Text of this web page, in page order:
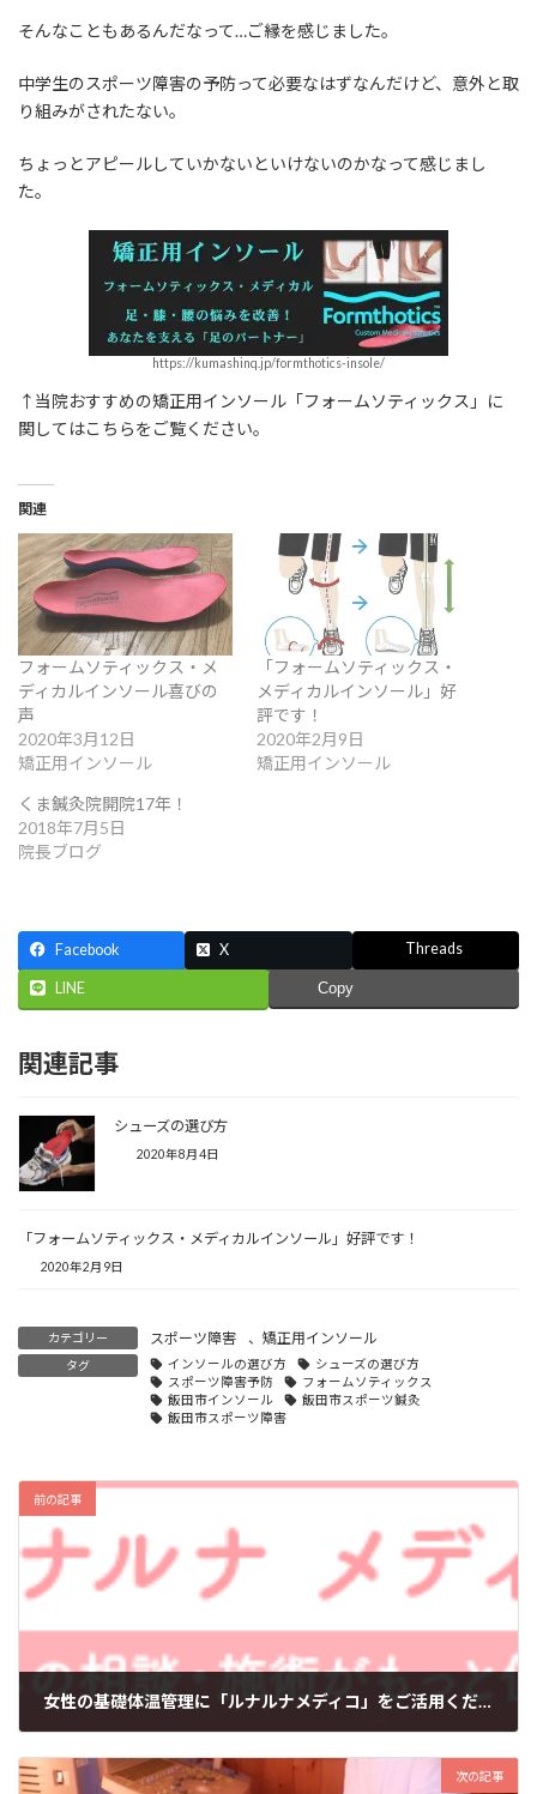
そんなこともあるんだなって…ご縁を感じました。
中学生のスポーツ障害の予防って必要なはずなんだけど、意外と取
り組みがされたない。
ちょっとアピールしていかないといけないのかなって感じまし
た。
https://kumashinq.jp/formthotics-insole/
↑当院おすすめの矯正用インソール「フォームソティックス」に
関してはこちらをご覧ください。
関連
フォームソティックス・メ
ディカルインソール喜びの
声
2020年3月12日
矯正用インソール
「フォームソティックス・
メディカルインソール」好
評です！
2020年2月9日
矯正用インソール
くま鍼灸院開院17年！
2018年7月5日
院長ブログ
Facebook X Threads
LINE Copy
関連記事
シューズの選び方
2020年8月4日
「フォームソティックス・メディカルインソール」好評です！
2020年2月9日
カテゴリー スポーツ障害 、 矯正用インソール
タグ インソールの選び方
シューズの選び方
スポーツ障害予防
フォームソティックス
飯田市インソール
飯田市スポーツ鍼灸
飯田市スポーツ障害
前の記事
女性の基礎体温管理に「ルナルナメディコ」をご活用ください。
次の記事